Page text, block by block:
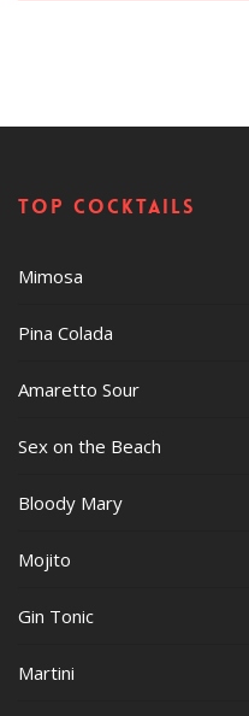
Top cocktails
Mimosa
Pina Colada
Amaretto Sour
Sex on the Beach
Bloody Mary
Mojito
Gin Tonic
Martini